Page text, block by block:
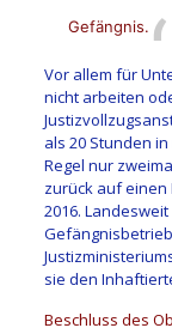
Gefängnis.
Vor allem für
nicht arbeiten
als 20 Stunden
Regel nur
zurück auf einen
2016.
sie den
Beschluss des